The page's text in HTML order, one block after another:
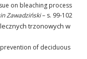
on bleaching process
Zawadziński– s. 99-102
trzonowych w
of deciduous